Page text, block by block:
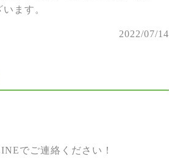
ます。
2022/07/14
でご連絡ください！